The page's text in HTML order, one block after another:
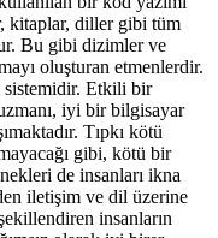
kitaplar, diller gibi tüm
Bu gibi dizimler ve
oluşturan etmenlerdir.
sistemidir. Etkili bir
iyi bir bilgisayar
Tıpkı kötü
gibi, kötü bir
de insanları ikna
iletişim ve dil üzerine
insanların